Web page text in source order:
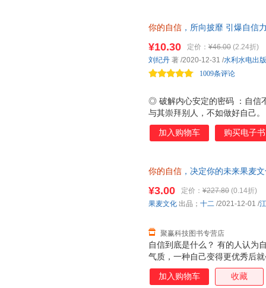
你的自信 ，所向披靡 引爆自信
你焦虑吗？建立自信不是盲目
解开勇往直前的奥秘
◎ 破解内心安定的密码 ：自信
与其崇拜别人，不如做好自己
秀的人肯对自己下狠手；悄悄
某一次失败。 ◎ 从低自尊到高
¥10.30 定价： ¥46.00 (2.24折)
1009条评论
刘纪丹 著 /2020-12-31 /水利水电出
加入购物车 购买电子书
你的自信 ，决定你的未来果麦
自信到底是什么？ 有的人认为
气质，一种自己变得更优秀后
内心都拥有的火苗，只待你去
可以后天习得的思维模式和习
¥3.00 定价： ¥227.80 (0.14折)
聚赢科技图书专营店
果麦文化 出品； 十二 /2021-12-01 /
加入购物车 收藏